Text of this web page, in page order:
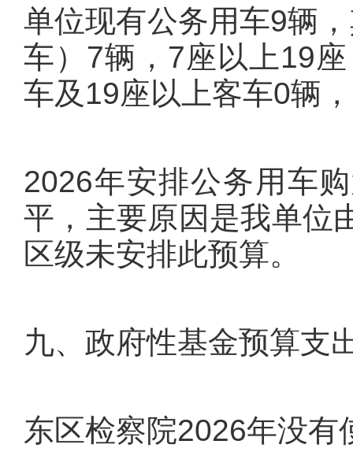
单位现有公务用车9辆
车）7辆，7座以上19
车及19座以上客车0辆
2026年安排公务用车
平，主要原因是我单位
区级未安排此预算。
九、政府性基金预算支
东区检察院2026年没